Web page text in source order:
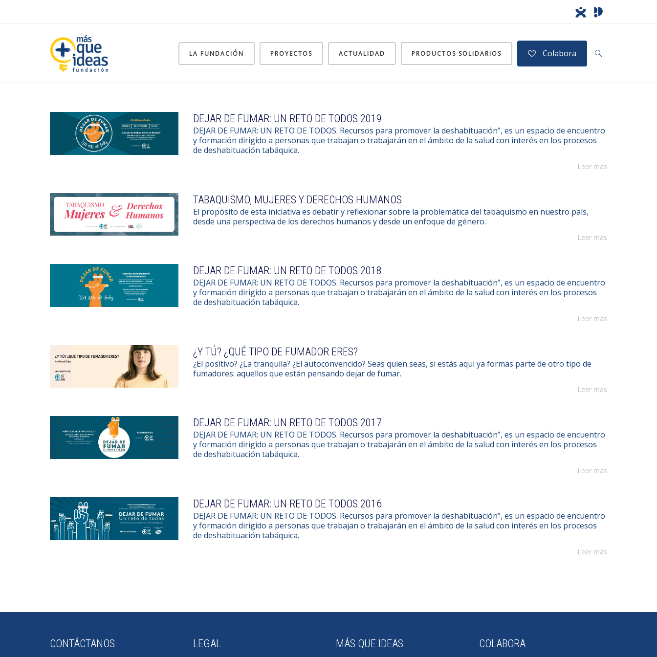
LA FUNDACIÓN PROYECTOS ACTUALIDAD PRODUCTOS SOLIDARIOS Colabora
DEJAR DE FUMAR: UN RETO DE TODOS 2019
DEJAR DE FUMAR: UN RETO DE TODOS. Recursos para promover la deshabituación”, es un espacio de encuentro
y formación dirigido a personas que trabajan o trabajarán en el ámbito de la salud con interés en los procesos
de deshabituación tabáquica.
Leer más
TABAQUISMO, MUJERES Y DERECHOS HUMANOS
El propósito de esta iniciativa es debatir y reflexionar sobre la problemática del tabaquismo en nuestro país,
desde una perspectiva de los derechos humanos y desde un enfoque de género.
Leer más
DEJAR DE FUMAR: UN RETO DE TODOS 2018
DEJAR DE FUMAR: UN RETO DE TODOS. Recursos para promover la deshabituación”, es un espacio de encuentro
y formación dirigido a personas que trabajan o trabajarán en el ámbito de la salud con interés en los procesos
de deshabituación tabáquica.
Leer más
¿Y TÚ? ¿QUÉ TIPO DE FUMADOR ERES?
¿El positivo? ¿La tranquila? ¿El autoconvencido? Seas quien seas, si estás aquí ya formas parte de otro tipo de
fumadores: aquellos que están pensando dejar de fumar.
Leer más
DEJAR DE FUMAR: UN RETO DE TODOS 2017
DEJAR DE FUMAR: UN RETO DE TODOS. Recursos para promover la deshabituación”, es un espacio de encuentro
y formación dirigido a personas que trabajan o trabajarán en el ámbito de la salud con interés en los procesos
de deshabituación tabáquica.
Leer más
DEJAR DE FUMAR: UN RETO DE TODOS 2016
DEJAR DE FUMAR: UN RETO DE TODOS. Recursos para promover la deshabituación”, es un espacio de encuentro
y formación dirigido a personas que trabajan o trabajarán en el ámbito de la salud con interés en los procesos
de deshabituación tabáquica.
Leer más
CONTÁCTANOS LEGAL MÁS QUE IDEAS COLABORA